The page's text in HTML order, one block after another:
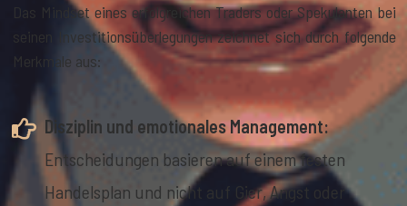
Das Mindset eines erfolgreichen Traders oder Spekulanten bei
seinen Investitionsüberlegungen zeichnet sich durch folgende
Merkmale aus:
Disziplin und emotionales Management:
Entscheidungen basieren auf einem festen
Handelsplan und nicht auf Gier, Angst oder